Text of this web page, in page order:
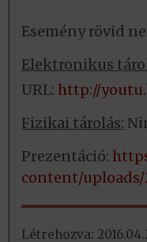
Esemény rövid
Elektronikus
URL: http://
Fizikai tárolás:
Prezentáció:
content/uploads/
Létrehozva: